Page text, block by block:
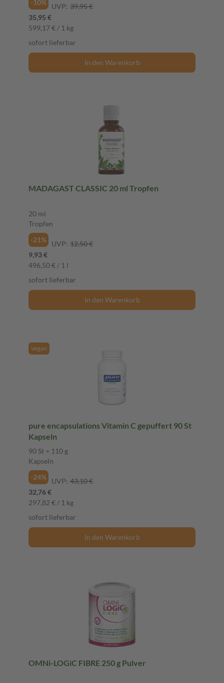
-10% UVP: 39,95 €
35,95 €
599,17 € / 1 kg
sofort lieferbar
In den Warenkorb
MADAGAST CLASSIC 20 ml Tropfen
20 ml
Tropfen
-21%
UVP: 12,50 €
9,93 €
496,50 € / 1 l
sofort lieferbar
In den Warenkorb
Vegan
pure encapsulations Vitamin C gepuffert 90 St
Kapseln
90 St = 110 g
Kapseln
-24%
UVP: 43,10 €
32,76 €
297,82 € / 1 kg
sofort lieferbar
In den Warenkorb
OMNi-LOGiC FIBRE 250 g Pulver